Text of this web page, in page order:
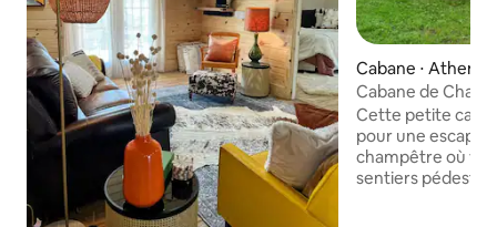
Cabane ⋅ Athens
Cabane de
Cette petite
pour une
champêtre où
sentiers